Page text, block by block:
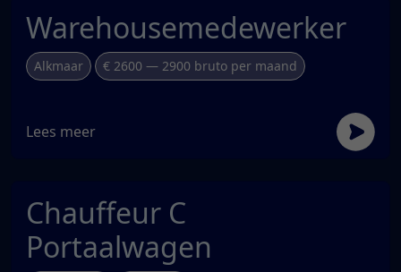
Warehousemedewerker
Alkmaar € 2600 — 2900 bruto per maand
Lees meer
Chauffeur C
Portaalwagen